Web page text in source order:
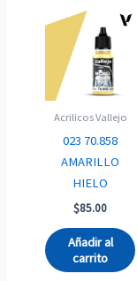
Acrilicos Vallejo
023 70.858
AMARILLO
HIELO
$85.00
Añadir al
carrito